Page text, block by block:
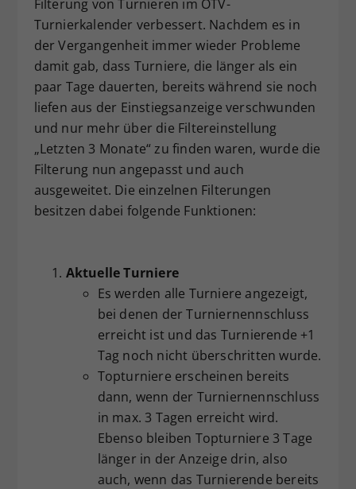
Filterung von Turnieren im ÖTV-
Turnierkalender verbessert. Nachdem es in
der Vergangenheit immer wieder Probleme
damit gab, dass Turniere, die länger als ein
paar Tage dauerten, bereits während sie noch
liefen aus der Einstiegsanzeige verschwunden
und nur mehr über die Filtereinstellung
„Letzten 3 Monate“ zu finden waren, wurde die
Filterung nun angepasst und auch
ausgeweitet. Die einzelnen Filterungen
besitzen dabei folgende Funktionen:
Aktuelle Turniere
Es werden alle Turniere angezeigt,
bei denen der Turniernennschluss
erreicht ist und das Turnierende +1
Tag noch nicht überschritten wurde.
Topturniere erscheinen bereits
dann, wenn der Turniernennschluss
in max. 3 Tagen erreicht wird.
Ebenso bleiben Topturniere 3 Tage
länger in der Anzeige drin, also
auch, wenn das Turnierende bereits
Zweck
Dieser Wert speichert Ihre Consent-
Einstellungen. Unter anderem eine
zufällig generierte ID, für die
historische Speicherung Ihrer
vorgenommen Einstellungen, falls der
Webseiten-Betreiber dies eingestellt
hat.